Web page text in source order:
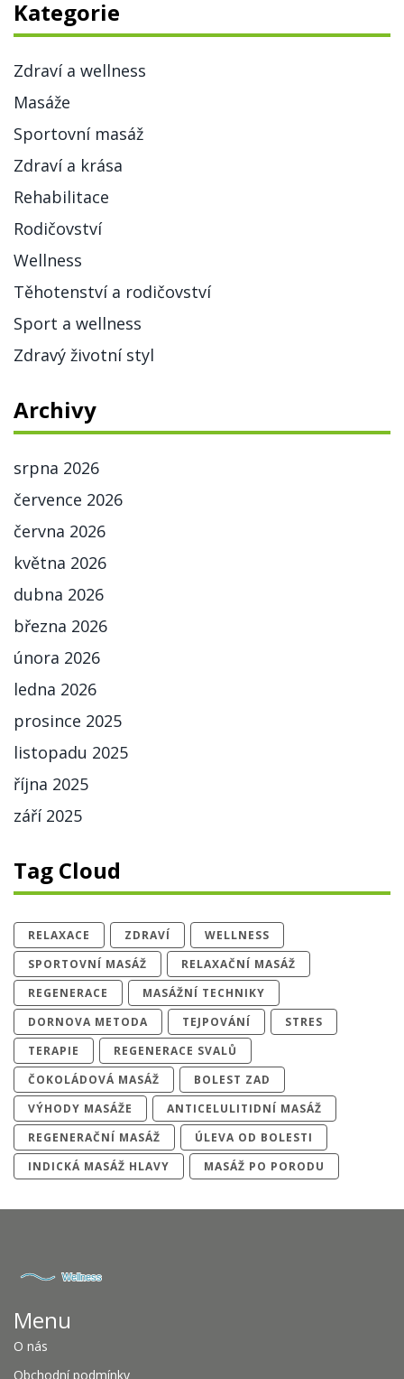
Kategorie
Zdraví a wellness
Masáže
Sportovní masáž
Zdraví a krása
Rehabilitace
Rodičovství
Wellness
Těhotenství a rodičovství
Sport a wellness
Zdravý životní styl
Archivy
srpna 2026
července 2026
června 2026
května 2026
dubna 2026
března 2026
února 2026
ledna 2026
prosince 2025
listopadu 2025
října 2025
září 2025
Tag Cloud
RELAXACE ZDRAVÍ
WELLNESS
SPORTOVNÍ MASÁŽ
RELAXAČNÍ MASÁŽ
REGENERACE
MASÁŽNÍ TECHNIKY
DORNOVA METODA
TEJPOVÁNÍ
STRES
TERAPIE
REGENERACE SVALŮ
ČOKOLÁDOVÁ MASÁŽ
BOLEST ZAD
VÝHODY MASÁŽE
ANTICELULITIDNÍ MASÁŽ
REGENERAČNÍ MASÁŽ
ÚLEVA OD BOLESTI
INDICKÁ MASÁŽ HLAVY
MASÁŽ PO PORODU
Menu
O nás
Obchodní podmínky